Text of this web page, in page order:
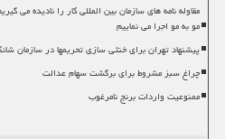
مقاوله نامه های سازمان بین المللی کار را نادیده می
مو به مو اجرا می نماییم
پیشنهاد تهران برای خنثی سازی تحریمها در سازمان
چراغ سبز مشروط برای برگشت سهام عدالت
ممنوعیت واردات برنج نامرغوب